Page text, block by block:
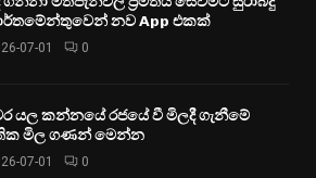
නව App එකක්
07-01 0
යල කන්නයේ රජයේ වී මිලදී ගැනීමේ
මිල ගණන් මෙන්න
07-01 0